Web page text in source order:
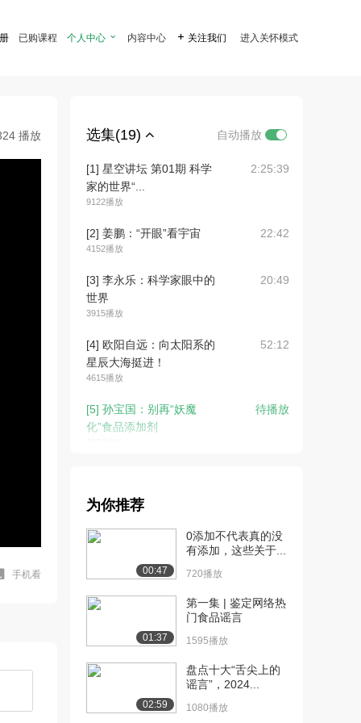
已购课程 个人中心  内容中心  关注我们 进入关怀模式
播放
手机看
选集(19) 自动播放
[1] 星空讲坛 第01期 科学
家的世界“...
9122播放
2:25:39
[2] 姜鹏：“开眼”看宇宙
4152播放
22:42
[3] 李永乐：科学家眼中的
世界
3915播放
20:49
[4] 欧阳自远：向太阳系的
星辰大海挺进！
4615播放
52:12
[5] 孙宝国：别再“妖魔
化”食品添加剂
待播放
3610播放
[8] 魏科：暴雨袭来，气候
16:27
[9] 张德元：塑料污染，人
12:11
[10] 张永香：积极应对气
12:40
为你推荐
00:47
0添加不代表真的没
有添加，这些关于...
720播放
01:37
第一集 | 鉴定网络热
门食品谣言
1595播放
02:59
盘点十大“舌尖上的
谣言”，2024...
1080播放